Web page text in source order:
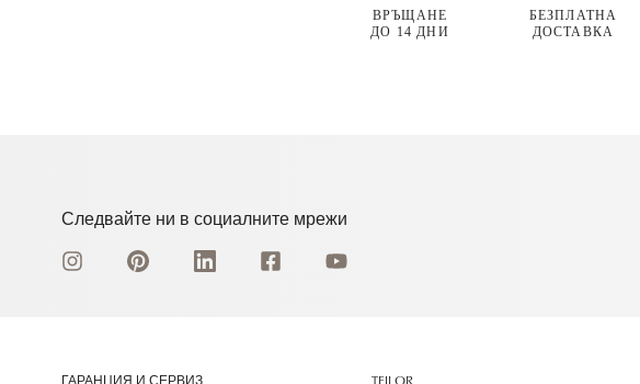
ВРЪЩАНЕ
ДО 14 ДНИ
БЕЗПЛАТНА
ДОСТАВКА
Следвайте ни в социалните мрежи